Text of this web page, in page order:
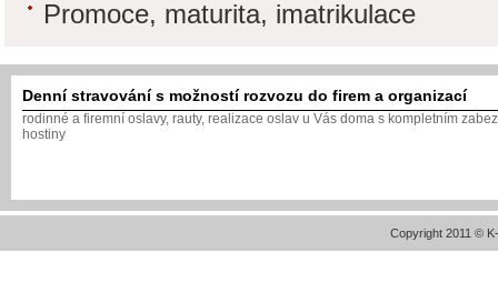
Promoce, maturita, imatrikulace
Denní stravování s možností rozvozu do firem a organizací
rodinné a firemní oslavy, rauty, realizace oslav u Vás doma s kompletním
hostiny
Copyright 2011 ©